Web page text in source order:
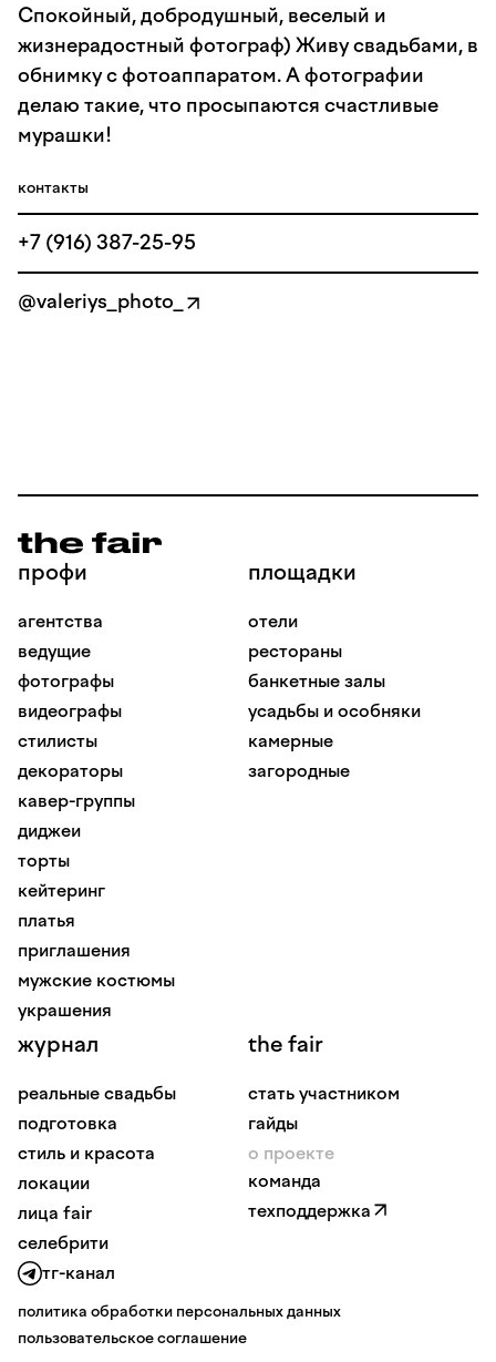
Спокойный, добродушный, веселый и
жизнерадостный фотограф) Живу свадьбами, в
обнимку с фотоаппаратом. А фотографии
делаю такие, что просыпаются счастливые
мурашки!
контакты
+7 (916) 387-25-95
@valeriys_photo_
профи
агентства
ведущие
фотографы
видеографы
стилисты
декораторы
кавер-группы
диджеи
торты
кейтеринг
платья
приглашения
мужские костюмы
украшения
площадки
отели
рестораны
банкетные залы
усадьбы и особняки
камерные
загородные
журнал
реальные свадьбы
подготовка
стиль и красота
локации
лица fair
селебрити
the fair
стать участником
гайды
о проекте
команда
техподдержка
тг-канал
политика обработки персональных данных
пользовательское соглашение